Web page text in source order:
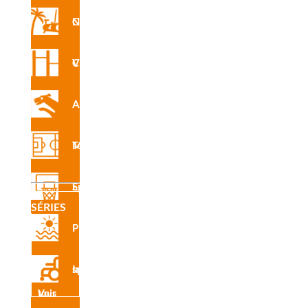
Circuit Nforma
Circuit Vita
Agility
Terrain Multisports
Equipement Sportif
SÉRIES
Plage
Inclusive sport
Voir tous
R4150
CE
CAD
R4150
C
Certifi
cado